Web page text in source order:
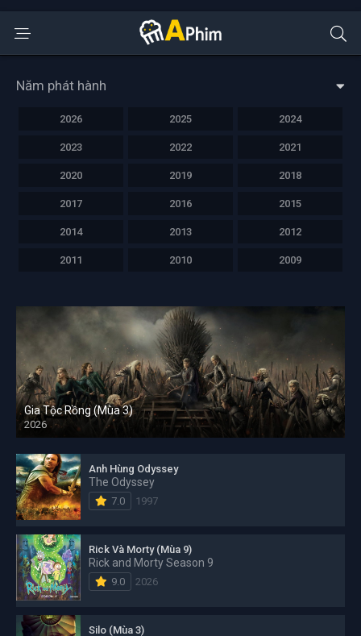
Năm phát hành
2026 2025 2024
2023 2022 2021
2020 2019 2018
2017 2016 2015
2014 2013 2012
2011 2010 2009
Gia Tộc Rồng (Mùa 3)
2026
Anh Hùng Odyssey
The Odyssey
7.0 1997
Rick Và Morty (Mùa 9)
Rick and Morty Season 9
9.0 2026
Silo (Mùa 3)